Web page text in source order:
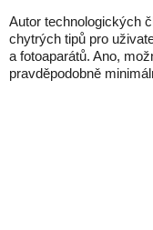
Autor technologických
chytrých tipů pro
a fotoaparátů. Ano,
pravděpodobně